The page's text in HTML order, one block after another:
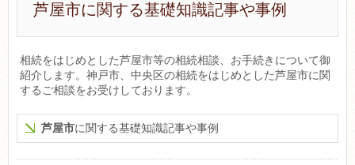
芦屋市に関する基礎知識記事や事例
相続をはじめとした芦屋市等の相続相談、お手続きについて御
紹介します。神戸市、中央区の相続をはじめとした芦屋市に関
するご相談をお受けしております。
芦屋市に関する基礎知識記事や事例